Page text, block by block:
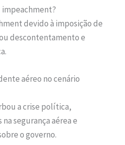
impeachment?
devido à imposição de
descontentamento e
aéreo no cenário
a crise política,
segurança aérea e
o governo.